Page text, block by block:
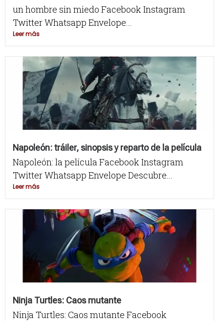
un hombre sin miedo Facebook Instagram
Twitter Whatsapp Envelope...
Leer más
Napoleón: tráiler, sinopsis y reparto de la película
Napoleón: la película Facebook Instagram
Twitter Whatsapp Envelope Descubre...
Leer más
Ninja Turtles: Caos mutante
Ninja Turtles: Caos mutante Facebook